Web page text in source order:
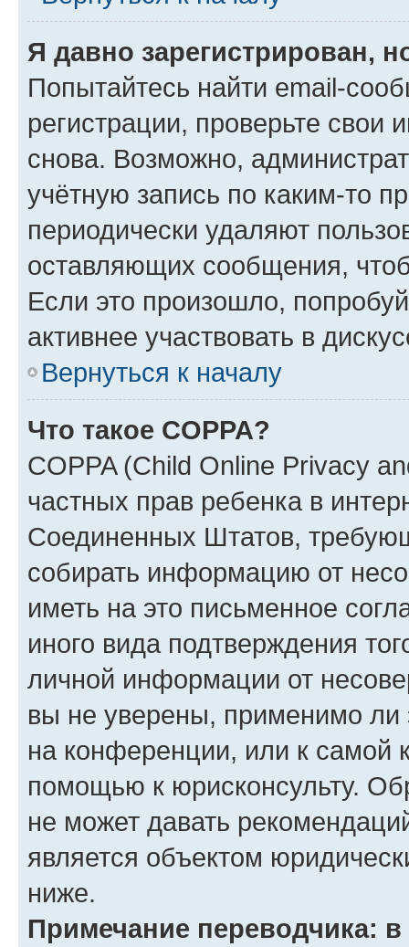
Я давно зарегистрирован,
Попытайтесь найти email-
регистрации, проверьте свои
снова. Возможно,
учётную запись по каким-то
периодически удаляют
оставляющих сообщения,
Если это произошло,
активнее участвовать в
Вернуться к началу
Что такое COPPA?
COPPA (Child Online Privacy
частных прав ребенка в
Соединенных Штатов,
собирать информацию от
иметь на это письменное
иного вида подтверждения
личной информации от
вы не уверены, применимо ли
на конференции, или к самой
помощью к юрисконсульту.
не может давать
является объектом
ниже.
Примечание переводчика: